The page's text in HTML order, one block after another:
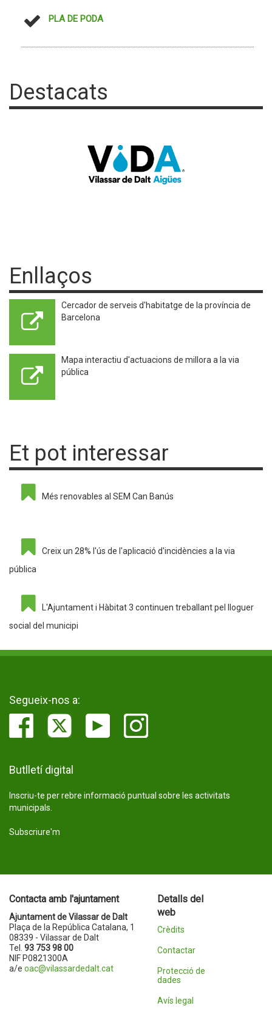
PLA DE PODA
Destacats
Enllaços
Cercador de serveis d'habitatge de la província de
Barcelona
Mapa interactiu d'actuacions de millora a la via
pública
Et pot interessar
Més renovables al SEM Can Banús
Creix un 28% l'ús de l'aplicació d'incidències a la via
pública
L'Ajuntament i Hàbitat 3 continuen treballant pel lloguer
social del municipi
Segueix-nos a:
Butlletí digital
Inscriu-te per rebre informació puntual sobre les activitats
municipals.
Subscriure'm
Contacta amb l'ajuntament
Ajuntament de Vilassar de Dalt
Plaça de la República Catalana, 1
08339 - Vilassar de Dalt
Tel. 93 753 98 00
NIF P0821300A
a/e oac@vilassardedalt.cat
Detalls del
web
Crèdits
Contactar
Protecció de
dades
Avís legal